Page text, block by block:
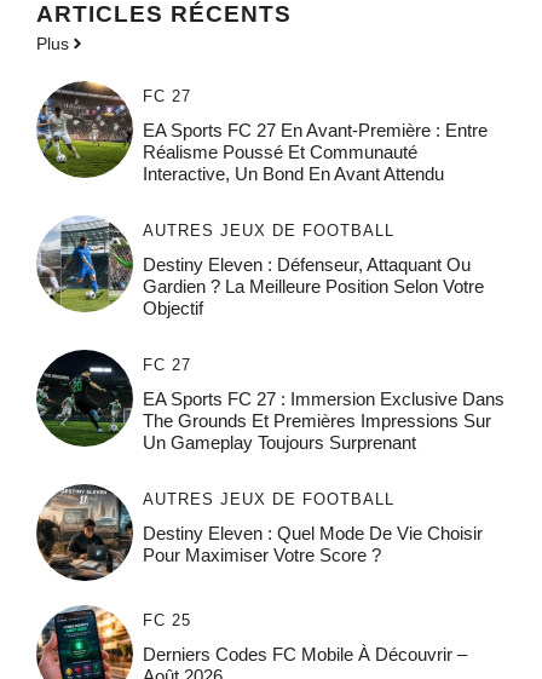
ARTICLES RÉCENTS
Plus
FC 27
EA Sports FC 27 En Avant-Première : Entre
Réalisme Poussé Et Communauté
Interactive, Un Bond En Avant Attendu
AUTRES JEUX DE FOOTBALL
Destiny Eleven : Défenseur, Attaquant Ou
Gardien ? La Meilleure Position Selon Votre
Objectif
FC 27
EA Sports FC 27 : Immersion Exclusive Dans
The Grounds Et Premières Impressions Sur
Un Gameplay Toujours Surprenant
AUTRES JEUX DE FOOTBALL
Destiny Eleven : Quel Mode De Vie Choisir
Pour Maximiser Votre Score ?
FC 25
Derniers Codes FC Mobile À Découvrir –